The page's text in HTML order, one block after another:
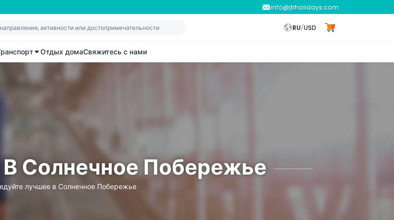
info@jtrholidays.com
RU/USD
Отдых домаСвяжитесь с нами
Солнечное Побережье
лучшее в Солнечное Побережье